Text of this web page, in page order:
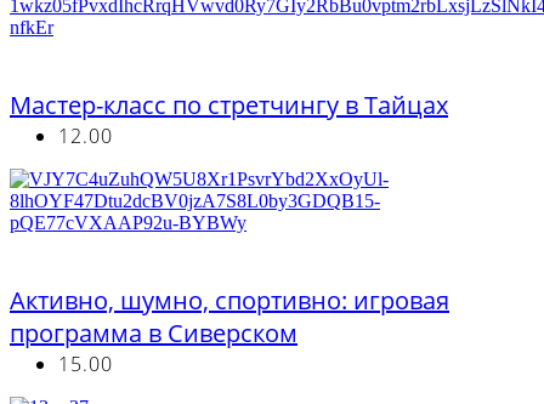
Мастер-класс по стретчингу в Тайцах
12.00
Активно, шумно, спортивно: игровая
программа в Сиверском
15.00